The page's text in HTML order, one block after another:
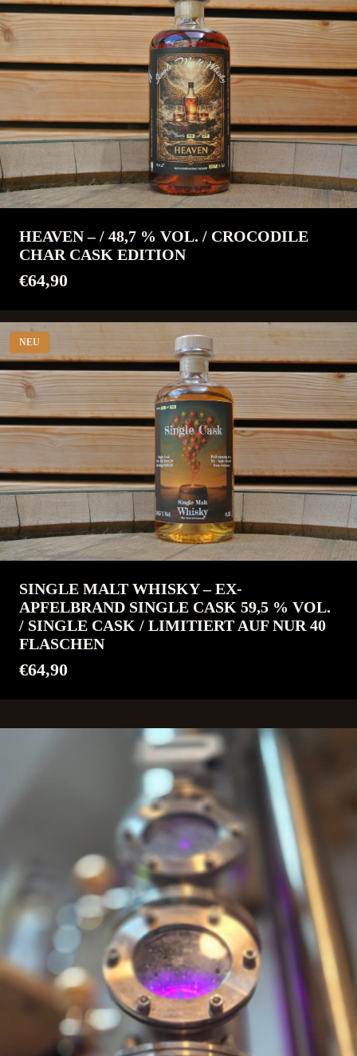
HEAVEN – / 48,7 % VOL. / CROCODILE
CHAR CASK EDITION
€64,90
NEU
SINGLE MALT WHISKY – EX-
APFELBRAND SINGLE CASK 59,5 % VOL.
/ SINGLE CASK / LIMITIERT AUF NUR 40
FLASCHEN
€64,90